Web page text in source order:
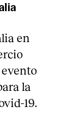
en
la
19.